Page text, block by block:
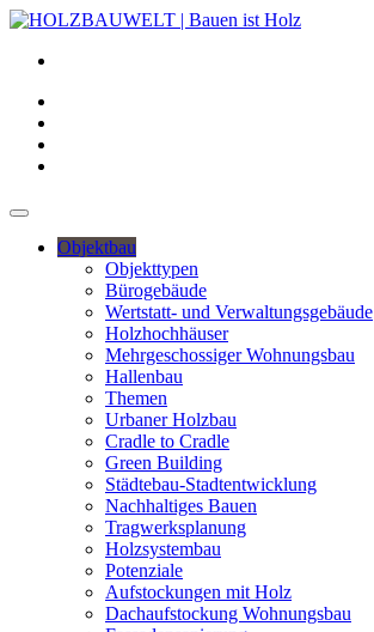
Objektbau
Objekttypen
Bürogebäude
Wertstatt- und Verwaltungsgebäude
Holzhochhäuser
Mehrgeschossiger Wohnungsbau
Hallenbau
Themen
Urbaner Holzbau
Cradle to Cradle
Green Building
Städtebau-Stadtentwicklung
Nachhaltiges Bauen
Tragwerksplanung
Holzsystembau
Potenziale
Aufstockungen mit Holz
Dachaufstockung Wohnungsbau